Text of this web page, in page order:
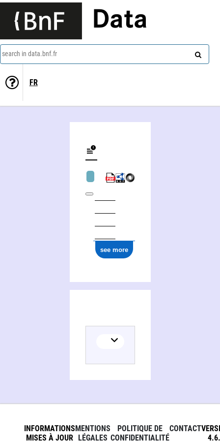
Data
search in data.bnf.fr
FR
see more
INFORMATIONS
MISES À JOUR
MENTIONS
LÉGALES
POLITIQUE DE
CONFIDENTIALITÉ
CONTACT